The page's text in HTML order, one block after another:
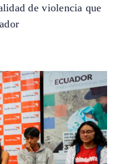
de violencia que